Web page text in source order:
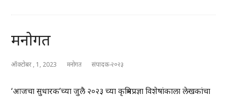
मनोगत
ऑक्टोबर , 1, 2023 मनोगत संपादक-२०२३
‘आजचा सुधारक’च्या जुलै २०२३ च्या कृत्रिमप्रज्ञा विशेषांकाला लेखकांचा